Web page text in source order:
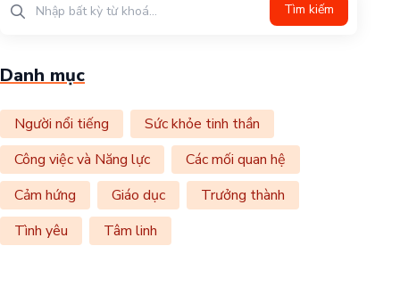
Tìm kiếm
Danh mục
Người nổi tiếng
Sức khỏe tinh thần
Công việc và Năng lực
Các mối quan hệ
Cảm hứng
Giáo dục
Trưởng thành
Tình yêu
Tâm linh